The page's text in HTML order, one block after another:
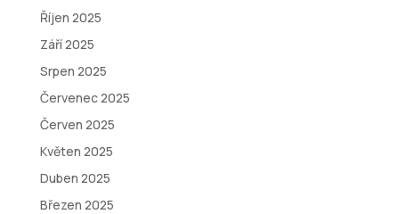
Říjen 2025
Září 2025
Srpen 2025
Červenec 2025
Červen 2025
Květen 2025
Duben 2025
Březen 2025